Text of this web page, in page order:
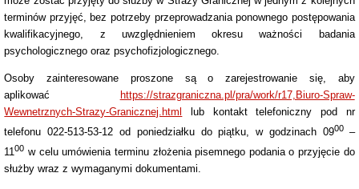
terminów przyjęć, bez potrzeby przeprowadzania ponownego postępowania
kwalifikacyjnego, z uwzględnieniem okresu ważności badania
psychologicznego oraz psychofizjologicznego.
Osoby zainteresowane proszone są o zarejestrowanie się, aby
aplikować
https://strazgraniczna.pl/pra/work/r17,Biuro-Spraw-
Wewnetrznych-Strazy-Granicznej.html
lub kontakt telefoniczny pod nr
telefonu 022-513-53-12 od poniedziałku do piątku, w godzinach 0900 –
1100 w celu umówienia terminu złożenia pisemnego podania o przyjęcie do
służby wraz z wymaganymi dokumentami.